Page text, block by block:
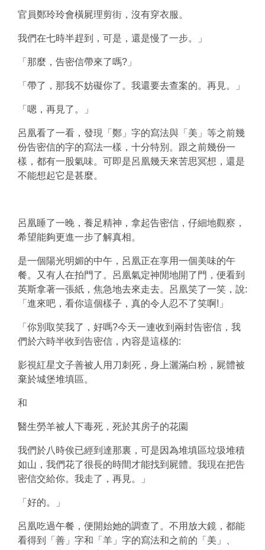
官員鄭玲玲會橫屍理剪街，沒有穿衣服。
我們在七時半趕到，可是，還是慢了一步。」
「那麼，告密信帶來了嗎?」
「帶了，那我不妨礙你了。我還要去查案的。再見。」
「嗯，再見了。」
呂凰看了一看，發現「鄭」字的寫法與「美」等之前幾
份告密信的字的寫法一樣，十分特別。跟之前幾份一
樣，都有一股氣味。可即是呂凰幾天來苦思冥想，還是
不能想起它是甚麼。
呂凰睡了一晚，養足精神，拿起告密信，仔細地觀察，
希望能夠更進一步了解真相。
是一個陽光明媚的中午，呂凰正在享用一個美味的午
餐。又有人在拍門了。呂凰氣定神閒地開了門，便看到
英斯拿著一張紙，焦急地去來走去。呂凰笑了一笑，說:
「進來吧，看你這個樣子，真的令人忍不了笑啊!」
「你別取笑我了，好嗎?今天一連收到兩封告密信，我
們於六時半收到告密信，內容是這樣的:
影視紅星文子善被人用刀刺死，身上灑滿白粉，屍體被
棄於城堡堆填區。
和
醫生勞羊被人下毒死，死於其房子的花園
我們於八時俟已經到達那裏，可是因為堆填區垃圾堆積
如山，我們花了很長的時間才能找到屍體。我現在把告
密信交給你。我走了，再見。」
「好的。」
呂凰吃過午餐，便開始她的調查了。不用放大鏡，都能
看得到「善」字和「羊」字的寫法和之前的「美」、